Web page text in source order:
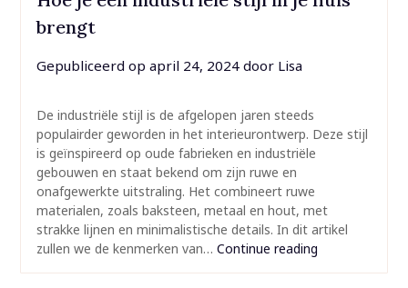
brengt
Gepubliceerd op april 24, 2024door Lisa
De industriële stijl is de afgelopen jaren steeds
populairder geworden in het interieurontwerp. Deze stijl
is geïnspireerd op oude fabrieken en industriële
gebouwen en staat bekend om zijn ruwe en
onafgewerkte uitstraling. Het combineert ruwe
materialen, zoals baksteen, metaal en hout, met
strakke lijnen en minimalistische details. In dit artikel
zullen we de kenmerken van… Continue reading